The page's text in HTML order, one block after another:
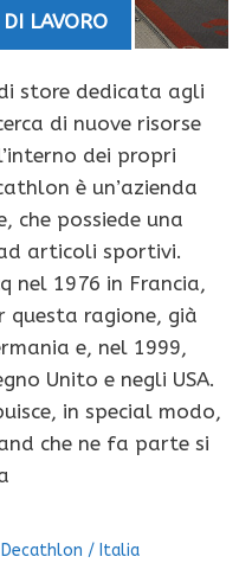
LAVORO
store dedicata agli
di nuove risorse
dei propri
è un’azienda
che possiede una
articoli sportivi.
nel 1976 in Francia,
questa ragione, già
e, nel 1999,
Unito e negli USA.
in special modo,
che ne fa parte si
Decathlon / Italia